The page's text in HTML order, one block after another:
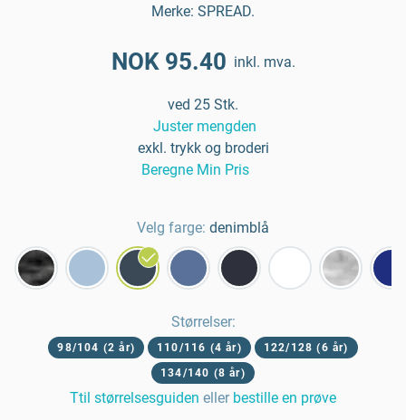
Merke: SPREAD.
NOK 95.40 inkl. mva.
ved 25 Stk.
Juster mengden
exkl. trykk og broderi
Beregne Min Pris
Velg farge: denimblå
Størrelser:
98/104 (2 år) 110/116 (4 år)
122/128 (6 år)
134/140 (8 år)
Ttil størrelsesguiden eller bestille en prøve